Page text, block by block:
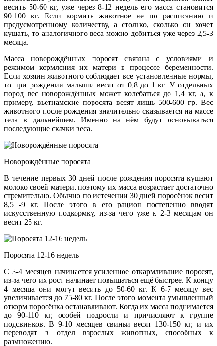
весить 50-60 кг, уже через 8-12 недель его масса становится
90-100 кг. Если кормить животное не по расписанию и
предусмотренному количеству, а столько, сколько он хочет
кушать, то аналогичного веса можно добиться уже через 2,5-3
месяца.
Масса новорождённых поросят связана с условиями и
режимом кормления их матери в процессе беременности.
Если хозяин животного соблюдает все установленные нормы,
то при рождении малыши весят от 0,8 до 1 кг. У отдельных
пород вес новорождённых может колебаться до 1,4 кг, а, к
примеру, вьетнамские поросята весят лишь 500-600 гр. Вес
животного после рождения значительно сказывается на массе
тела в дальнейшем. Именно на нём будут основываться
последующие скачки веса.
Новорождённые поросята
В течение первых 30 дней после рождения поросята кушают
молоко своей матери, поэтому их масса возрастает достаточно
стремительно. Обычно по истечении 30 дней поросёнок весит
8,5 -9 кг. После этого в его рацион постепенно вводят
искусственную подкормку, из-за чего уже к 2-3 месяцам он
весит 25 кг.
Поросята 12-16 недель
С 3-4 месяцев начинается усиленное откармливание поросят,
из-за чего их рост начинает повышаться ещё быстрее. К концу
4 месяца они могут весить до 50-60 кг. К 6-7 месяцу вес
увеличивается до 75-80 кг. После этого момента умышленный
откорм поросёнка останавливают. Когда их масса поднимается
до 90-110 кг, особей подросли и причисляют к группе
подсвинков. В 9-10 месяцев свиньи весят 130-150 кг, и их
переводят в отдел взрослых животных, способных к
размножению.